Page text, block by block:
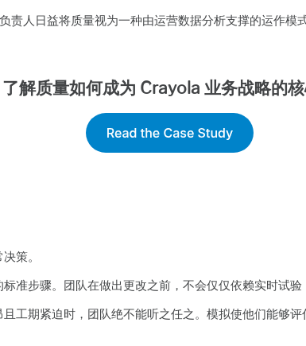
责人日益将质量视为一种由运营数据分析支撑的运作模
了解质量如何成为 Crayola 业务战略的核
策。
准步骤。团队在做出更改之前，不会仅仅依赖实时试
工期紧迫时，团队绝不能听之任之。模拟使他们能够